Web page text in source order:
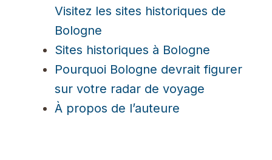
Visitez les sites historiques de
Bologne
Sites historiques à Bologne
Pourquoi Bologne devrait figurer
sur votre radar de voyage
À propos de l’auteure